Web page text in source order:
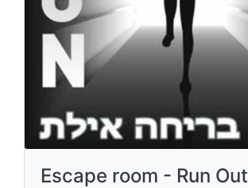
Escape room - Run Out